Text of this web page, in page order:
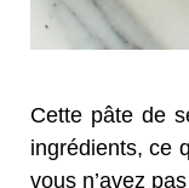
Cette pâte de
ingrédients, ce
vous n’avez